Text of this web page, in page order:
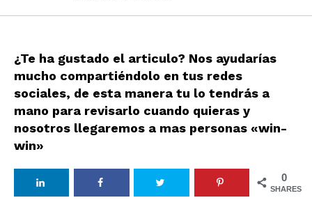
¿Te ha gustado el articulo? Nos ayudarías
mucho compartiéndolo en tus redes
sociales, de esta manera tu lo tendrás a
mano para revisarlo cuando quieras y
nosotros llegaremos a mas personas «win-
win»
0
SHARES